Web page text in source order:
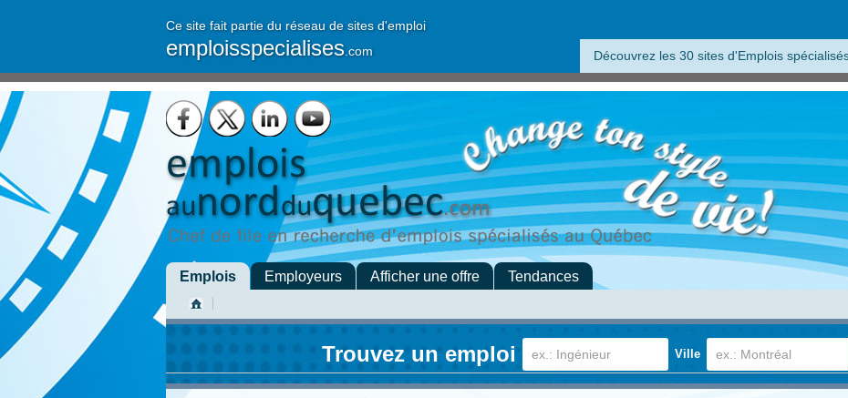
Ce site fait partie du réseau de sites d'emploi
emploisspecialises .com Découvrez les 30 sites d'Emplois
Emplois Employeurs Afficher une offre Tendances
Trouvez un emploi Ville